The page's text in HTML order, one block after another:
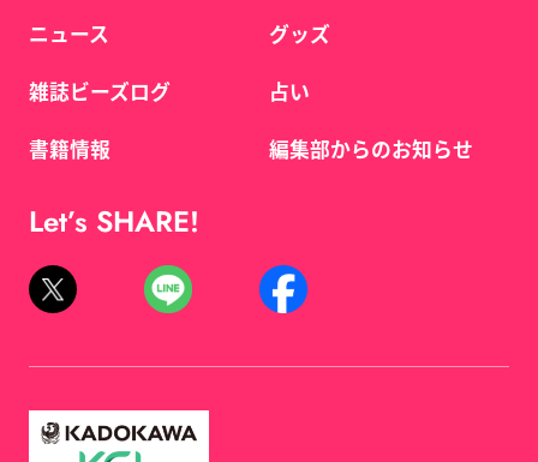
ニュース
雑誌ビーズログ
書籍情報
グッズ
占い
編集部からのお知らせ
Let’s SHARE!